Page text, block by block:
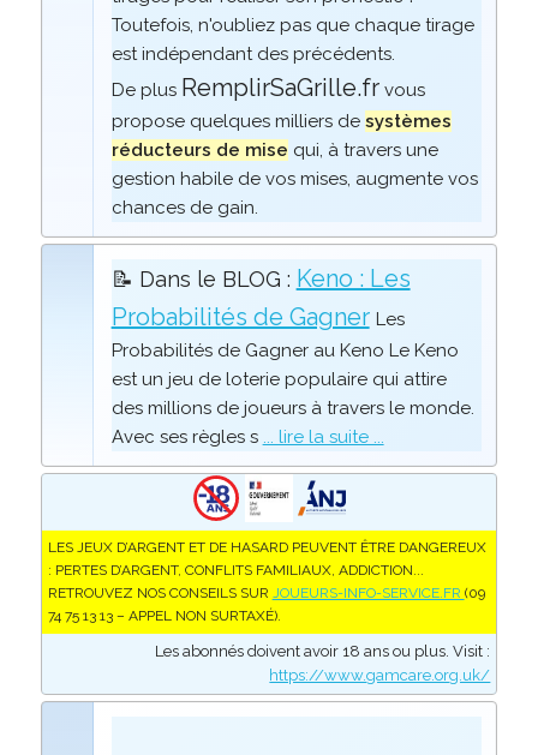
Toutefois, n'oubliez pas que chaque tirage
est indépendant des précédents.
De plus RemplirSaGrille.frvous
propose quelques milliers de systèmes
réducteurs de mise qui, à travers une
gestion habile de vos mises, augmente vos
chances de gain.
📝 Dans le BLOG : Keno : Les
Probabilités de Gagner Les
Probabilités de Gagner au Keno Le Keno
est un jeu de loterie populaire qui attire
des millions de joueurs à travers le monde.
Avec ses règles s ... lire la suite ...
LES JEUX D’ARGENT ET DE HASARD PEUVENT ÊTRE DANGEREUX
: PERTES D’ARGENT, CONFLITS FAMILIAUX, ADDICTION...
RETROUVEZ NOS CONSEILS SUR JOUEURS-INFO-SERVICE.FR (09
74 75 13 13 – APPEL NON SURTAXÉ).
Les abonnés doivent avoir 18 ans ou plus. Visit :
https://www.gamcare.org.uk/